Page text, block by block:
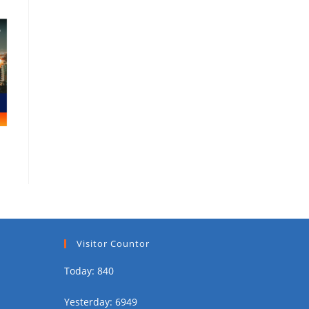
Visitor Countor
Today: 840
Yesterday: 6949